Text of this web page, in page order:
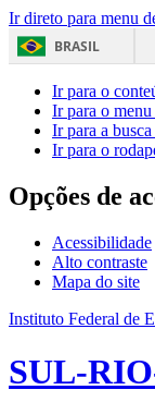
Ir direto para menu
BRASIL
Ir para o
Ir para o menu
Ir para a busca
Ir para o
Opções de
Acessibilidade
Alto contraste
Mapa do site
Instituto Federal de
SUL-